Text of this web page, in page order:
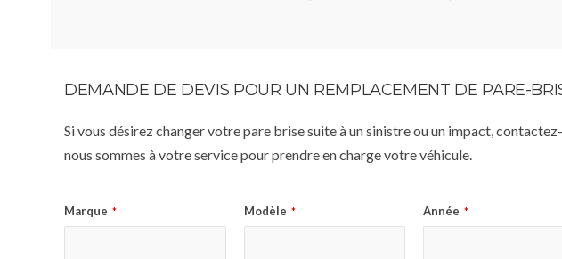
DEMANDE DE DEVIS POUR UN REMPLACEMENT DE PARE-
Si vous désirez changer votre pare brise suite à un sinistre ou un impact,
nous sommes à votre service pour prendre en charge votre véhicule.
Marque * Modèle * Année *